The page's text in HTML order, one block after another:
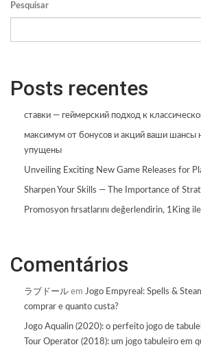
Pesquisar
Posts recentes
ставки — геймерский подход к
максимум от бонусов и акций ваши
упущены
Unveiling Exciting New Game Releases for
Sharpen Your Skills — The Importance of
Promosyon fırsatlarını değerlendirin, 1King ile
Comentários
ラブドール em Jogo Empyreal: Spells &
comprar e quanto custa?
Jogo Aqualin (2020): o perfeito jogo de
Tour Operator (2018): um jogo tabuleiro em